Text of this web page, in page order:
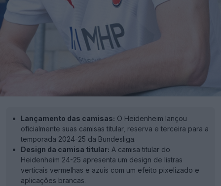
Lançamento das camisas: O Heidenheim lançou
oficialmente suas camisas titular, reserva e terceira para a
temporada 2024-25 da Bundesliga.
Design da camisa titular: A camisa titular do
Heidenheim 24-25 apresenta um design de listras
verticais vermelhas e azuis com um efeito pixelizado e
aplicações brancas.